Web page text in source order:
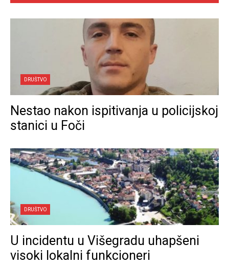
DRUŠTVO
Nestao nakon ispitivanja u policijskoj
stanici u Foči
DRUŠTVO
U incidentu u Višegradu uhapšeni
visoki lokalni funkcioneri